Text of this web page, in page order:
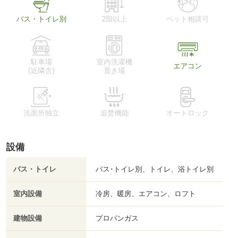
バス・トイレ別 2階以上 ペット相談可
駐車場
(近隣含)
室内洗濯機
置き場
エアコン
洗面所独立 追焚機能 オートロック
設備
バス・トイレ バス･トイレ別、トイレ、浴トイレ別
室内設備 冷房、暖房、エアコン、ロフト
建物設備 プロパンガス